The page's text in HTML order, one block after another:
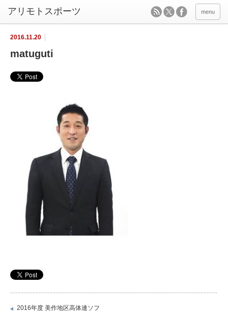
menu
2016.11.20
matuguti
2016年度 美作地区高体連ソフ